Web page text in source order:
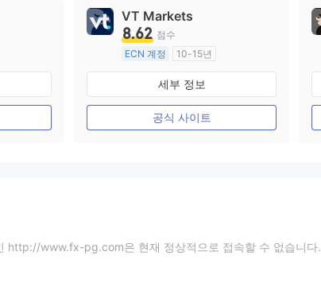
VT Markets
8.62 점수
ECN 계정
10-15년
호주 규제
외환 거래 라이선스 (MM)
마스터 레이블 MT4
세부 정보
공식 사이트
http://www.fx-pg.com은 현재 정상적으로 접속할 수 없습니다.